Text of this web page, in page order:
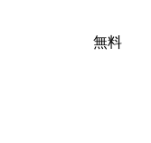
無料